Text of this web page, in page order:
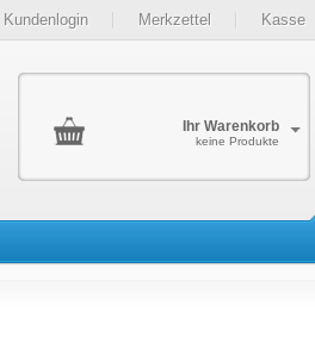
Kundenlogin Merkzettel Kasse
Ihr Warenkorb
keine Produkte